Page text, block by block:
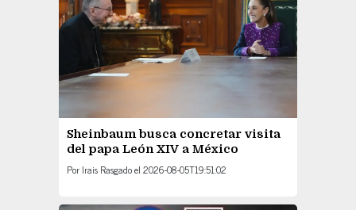
Sheinbaum busca concretar visita
del papa León XIV a México
Por Irais Rasgadoel 2026-08-05T19:51:02